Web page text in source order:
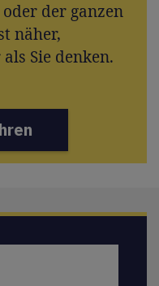
der ganzen
näher,
Sie denken.